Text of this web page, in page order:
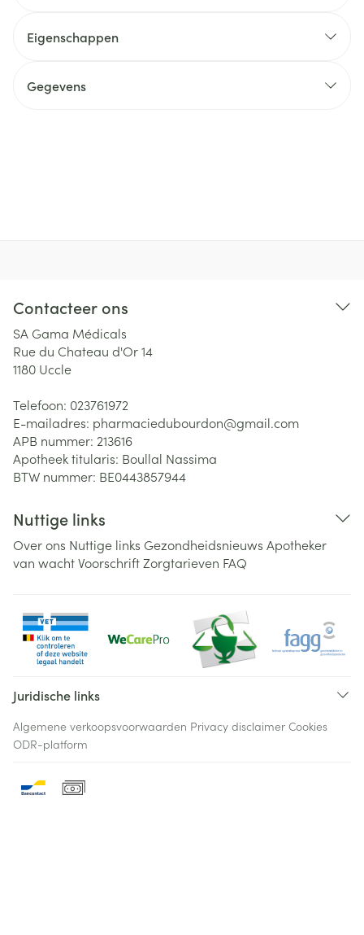
Eigenschappen
Gegevens
Contacteer ons
SA Gama Médicals
Rue du Chateau d'Or 14
1180 Uccle
Telefoon: 023761972
E-mailadres: pharmaciedubourdon@gmail.com
APB nummer: 213616
Apotheek titularis: Boullal Nassima
BTW nummer: BE0443857944
Nuttige links
Over ons Nuttige links Gezondheidsnieuws Apotheker
van wachtVoorschriftZorgtarieven FAQ
Juridische links
Algemene verkoopsvoorwaarden Privacy disclaimer Cookies
ODR-platform